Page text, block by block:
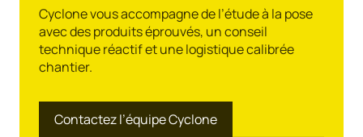
Cyclone vous accompagne de l’étude à la pose
avec des produits éprouvés, un conseil
technique réactif et une logistique calibrée
chantier.
Contactez l’équipe Cyclone